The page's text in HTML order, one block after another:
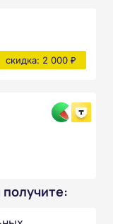
скидка: 2 000 ₽